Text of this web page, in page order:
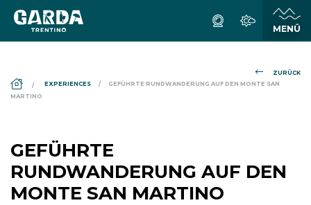
ZURÜCK
DS_BREADCRUMB.HOME
EXPERIENCES
GEFÜHRTE RUNDWANDERUNG AUF DEN MONTE SAN
MARTINO
GEFÜHRTE
RUNDWANDERUNG AUF DEN
MONTE SAN MARTINO